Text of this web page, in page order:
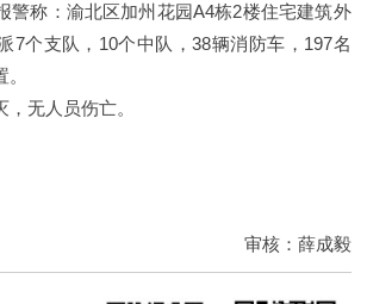
警称：渝北区加州花园A4栋2楼住宅建筑外
7个支队，10个中队，38辆消防车，197名
无人员伤亡。
审核：薛成毅